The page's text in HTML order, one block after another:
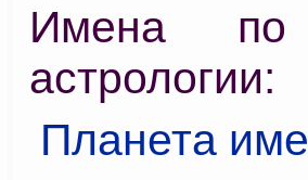
Имена по
астрологии:
Планета